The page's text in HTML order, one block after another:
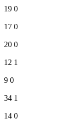
19 0
17 0
20 0
12 1
9 0
34 1
14 0